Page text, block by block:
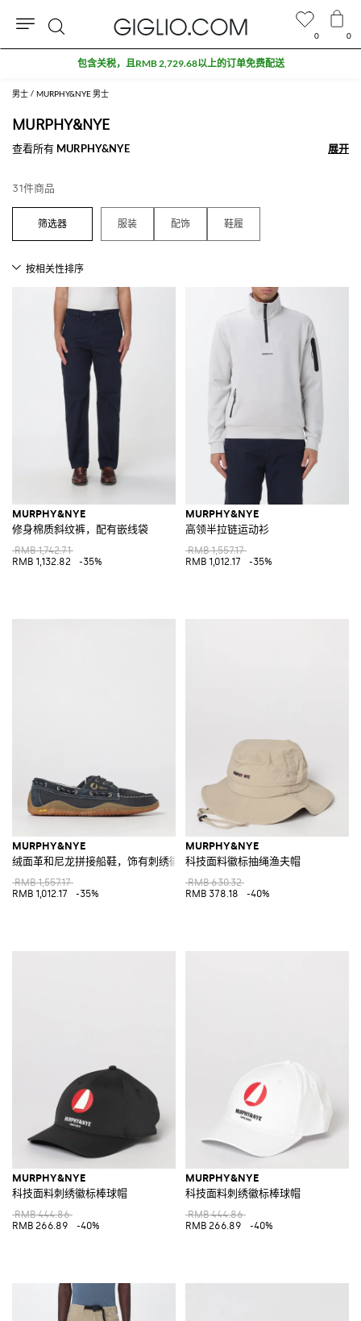
男士 MURPHY&NYE 男士
MURPHY&NYE
查看所有 MURPHY&NYE 展开
展开
31件商品
服装 配饰 鞋履
MURPHY&NYE
修身棉质斜纹裤，配有嵌线袋
RMB 1,742.71
RMB 1,132.82
-35%
MURPHY&NYE
高领半拉链运动衫
RMB 1,557.17
RMB 1,012.17
-35%
MURPHY&NYE
绒面革和尼龙拼接船鞋，饰有刺绣徽标
RMB 1,557.17
RMB 1,012.17
-35%
MURPHY&NYE
科技面料徽标抽绳渔夫帽
RMB 630.32
RMB 378.18
-40%
MURPHY&NYE
科技面料刺绣徽标棒球帽
RMB 444.86
RMB 266.89
-40%
MURPHY&NYE
科技面料刺绣徽标棒球帽
RMB 444.86
RMB 266.89
-40%
0 0
包含关税，且RMB 2,729.68以上的订单免费配送